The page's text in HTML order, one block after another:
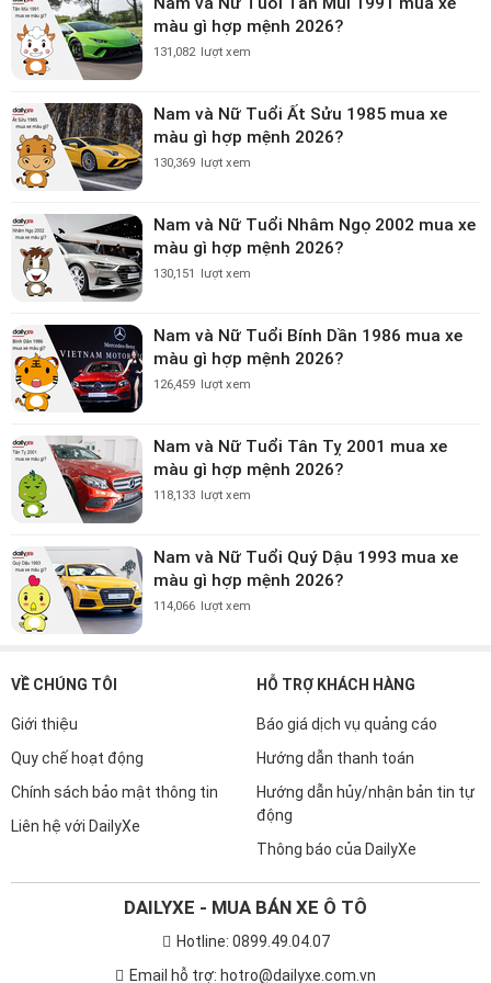
màu gì hợp mệnh 2026?
131,082 lượt xem
Nam và Nữ Tuổi Ất Sửu 1985 mua xe
màu gì hợp mệnh 2026?
130,369 lượt xem
Nam và Nữ Tuổi Nhâm Ngọ 2002 mua xe
màu gì hợp mệnh 2026?
130,151 lượt xem
Nam và Nữ Tuổi Bính Dần 1986 mua xe
màu gì hợp mệnh 2026?
126,459 lượt xem
Nam và Nữ Tuổi Tân Tỵ 2001 mua xe
màu gì hợp mệnh 2026?
118,133 lượt xem
Nam và Nữ Tuổi Quý Dậu 1993 mua xe
màu gì hợp mệnh 2026?
114,066 lượt xem
VỀ CHÚNG TÔI
Giới thiệu
Quy chế hoạt động
Chính sách bảo mật thông tin
Liên hệ với DailyXe
HỖ TRỢ KHÁCH HÀNG
Báo giá dịch vụ quảng cáo
Hướng dẫn thanh toán
Hướng dẫn hủy/nhận bản tin tự
động
Thông báo của DailyXe
DAILYXE - MUA BÁN XE Ô TÔ
Hotline: 0899.49.04.07
Email hỗ trợ: hotro@dailyxe.com.vn